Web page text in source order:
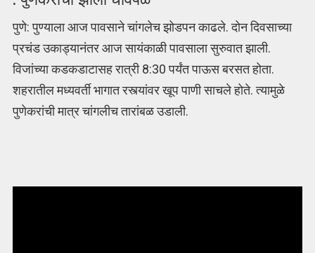
पुणे: पुण्याला आज पावसाने चांगलेच झोडपन काढले. दोन दिवसाच्या
प्रचंड उकाड्यानंतर आज सायंकाळी पावसाला सुरुवात झाली.
विजांच्या कडकडाटासह रात्री 8:30 पर्यंत पाऊस बरसत होता.
शहरातील मध्यवर्ती भागात रस्त्यांवर खूप पाणी साचले होते. त्यामुळे
पुणेकरांची मात्र चांगलीच तारांबळ उडाली.